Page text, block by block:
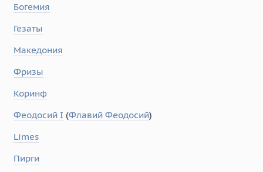
Богемия
Гезаты
Македония
Фризы
Коринф
Феодосий I (Флавий Феодосий)
Limes
Пирги